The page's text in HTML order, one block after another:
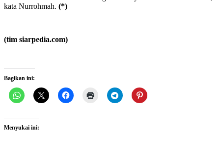
kata Nurrohmah. (*)
(tim siarpedia.com)
Bagikan ini:
Menyukai ini: